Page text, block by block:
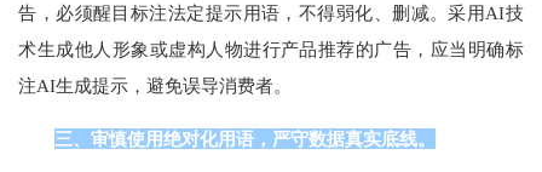
告，必须醒目标注法定提示用语，不得弱化、删减。采用AI技
术生成他人形象或虚构人物进行产品推荐的广告，应当明确标
注AI生成提示，避免误导消费者。
三、审慎使用绝对化用语，严守数据真实底线。